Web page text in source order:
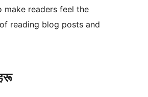
make readers feel the
reading blog posts and